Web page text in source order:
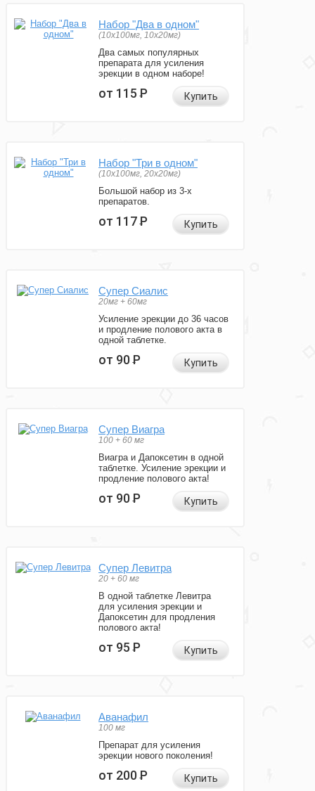
Набор "Два в одном"
(10x100мг, 10x20мг)
Два самых популярных
препарата для усиления
эрекции в одном наборе!
от 115Р Купить
Набор "Три в одном"
(10x100мг, 20x20мг)
Большой набор из 3-х
препаратов.
от 117Р Купить
Супер Сиалис
20мг + 60мг
Усиление эрекции до 36 часов
и продление полового акта в
одной таблетке.
от 90Р Купить
Супер Виагра
100 + 60 мг
Виагра и Дапоксетин в одной
таблетке. Усиление эрекции и
продление полового акта!
от 90Р Купить
Супер Левитра
20 + 60 мг
В одной таблетке Левитра
для усиления эрекции и
Дапоксетин для продления
полового акта!
от 95Р Купить
Аванафил
100 мг
Препарат для усиления
эрекции нового поколения!
от 200Р Купить